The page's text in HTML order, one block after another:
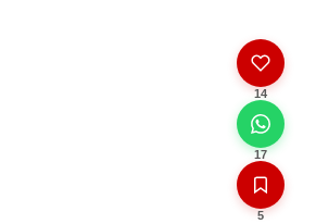
14
17
5